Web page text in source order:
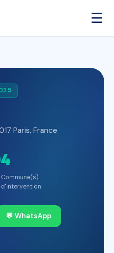
☰
Paris, France
4
Commune(s)
d'intervention
💬 WhatsApp